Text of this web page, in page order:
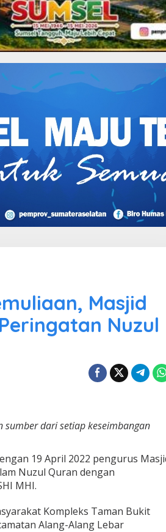
Masjid
Nuzul
sumber dari setiap keseimbangan
19 April 2022 pengurus
Nuzul Quran dengan
MHI.
Kompleks Taman Bukit
Alang-Alang Lebar